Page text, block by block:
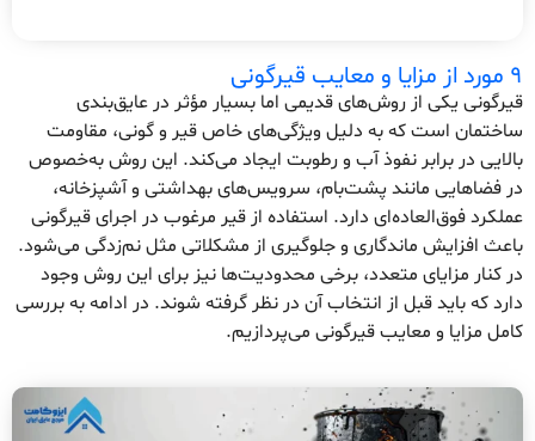
9 مورد از مزایا و معایب قیرگونی
قیرگونی یکی از روش‌های قدیمی اما بسیار مؤثر در عایق‌بندی
ساختمان است که به دلیل ویژگی‌های خاص قیر و گونی، مقاومت
بالایی در برابر نفوذ آب و رطوبت ایجاد می‌کند. این روش به‌خصوص
در فضاهایی مانند پشت‌بام، سرویس‌های بهداشتی و آشپزخانه،
عملکرد فوق‌العاده‌ای دارد. استفاده از قیر مرغوب در اجرای قیرگونی
باعث افزایش ماندگاری و جلوگیری از مشکلاتی مثل نم‌زدگی می‌شود.
در کنار مزایای متعدد، برخی محدودیت‌ها نیز برای این روش وجود
دارد که باید قبل از انتخاب آن در نظر گرفته شوند. در ادامه به بررسی
کامل مزایا و معایب قیرگونی می‌پردازیم.